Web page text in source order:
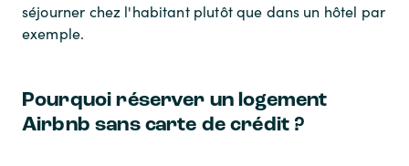
séjourner chez l'habitant plutôt que dans un hôtel par
exemple.
Pourquoi réserver un logement
Airbnb sans carte de crédit ?